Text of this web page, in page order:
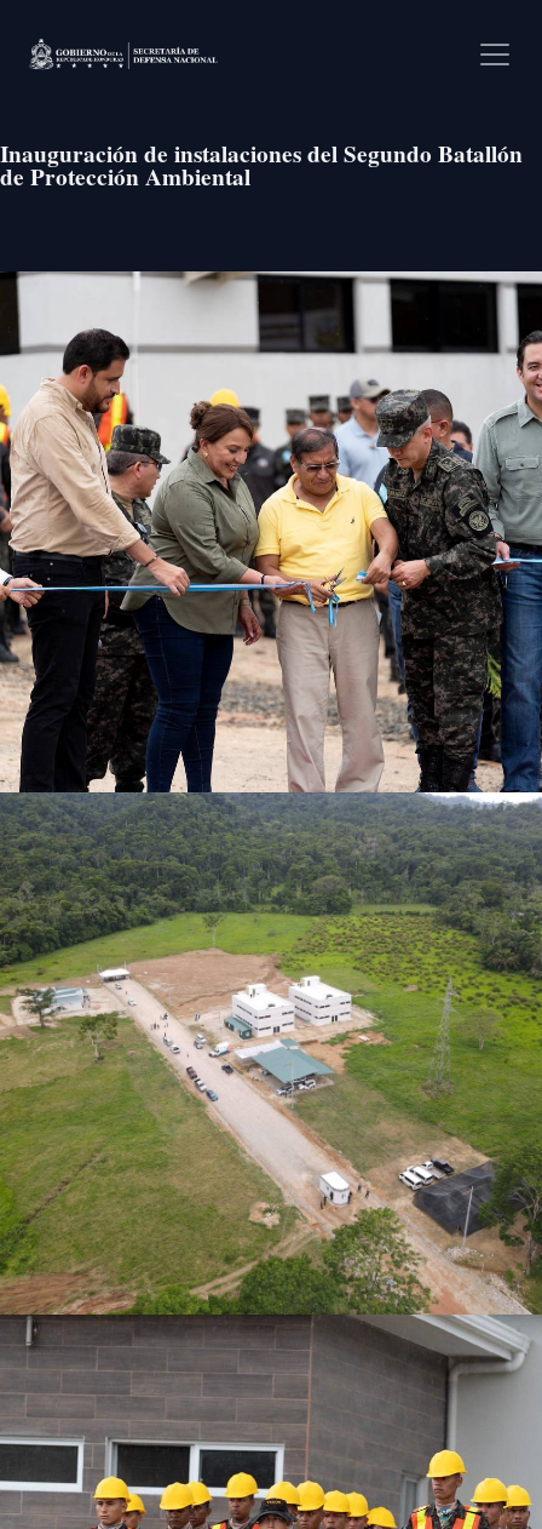
Inauguración de instalaciones del Segundo Batallón
de Protección Ambiental